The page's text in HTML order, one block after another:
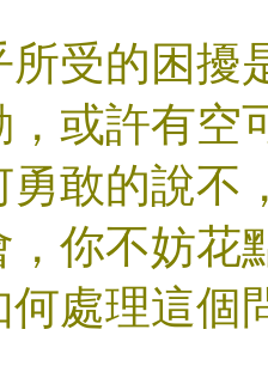
受的困擾
或許有空
敢的說不
你不妨花
處理這個